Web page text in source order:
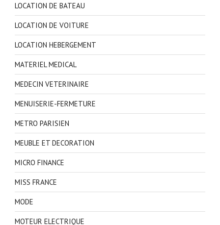
LOCATION DE BATEAU
LOCATION DE VOITURE
LOCATION HEBERGEMENT
MATERIEL MEDICAL
MEDECIN VETERINAIRE
MENUISERIE-FERMETURE
METRO PARISIEN
MEUBLE ET DECORATION
MICRO FINANCE
MISS FRANCE
MODE
MOTEUR ELECTRIQUE